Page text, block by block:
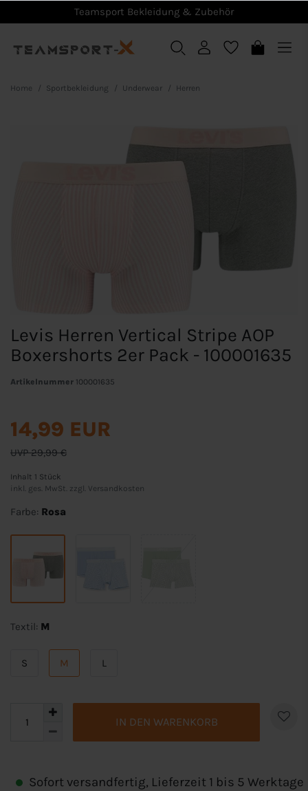
Teamsport Bekleidung & Zubehör
Home Sportbekleidung Underwear Herren
Levis Herren Vertical Stripe AOP
Boxershorts 2er Pack - 100001635
Artikelnummer 100001635
UVP 29,99 €
14,99 EUR
Inhalt 1 Stück
inkl. ges. MwSt. zzgl.
Versandkosten
Farbe: Rosa
Textil: M
S M L
IN DEN WARENKORB
Sofort versandfertig, Lieferzeit 1 bis 5 Werktage